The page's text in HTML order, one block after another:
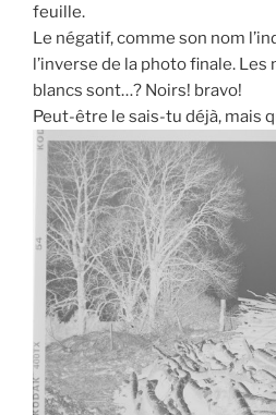
feuille.
Le négatif, comme son nom
l’inverse de la photo finale.
blancs sont…? Noirs! bravo!
Peut-être le sais-tu déjà, mais